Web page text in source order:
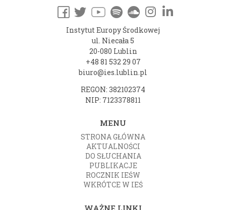
Instytut Europy Środkowej
ul. Niecała 5
20-080 Lublin
+48 81 532 29 07
biuro@ies.lublin.pl
REGON: 382102374
NIP: 7123378811
MENU
STRONA GŁÓWNA
AKTUALNOŚCI
DO SŁUCHANIA
PUBLIKACJE
ROCZNIK IEŚW
WKRÓTCE W IEŚ